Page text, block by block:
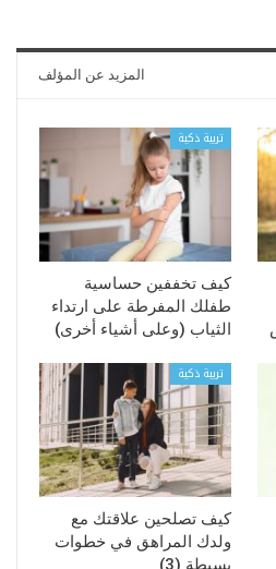
المزيد عن المؤلف
تربية ذكية
كيف تخففين حساسية
طفلك المفرطة على ارتداء
الثياب (وعلى أشياء أخرى)
تربية ذكية
كيف تصلحين علاقتك مع
ولدك المراهق في خطوات
بسيطة (3)